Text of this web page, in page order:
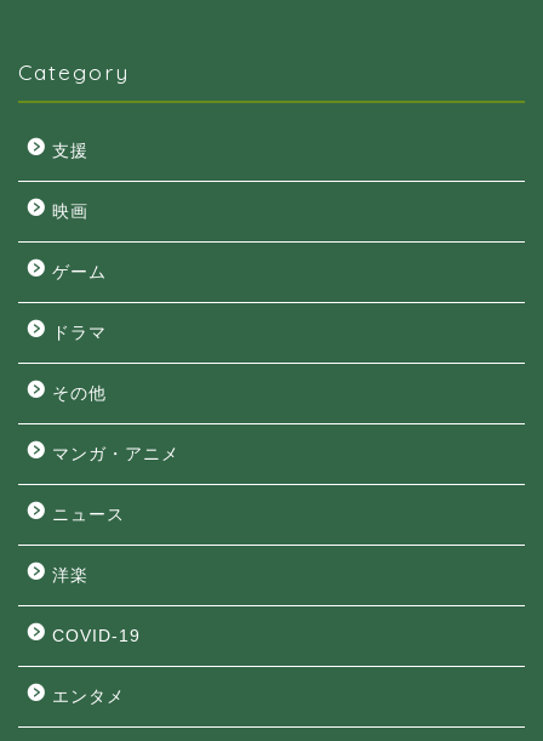
Category
支援
映画
ゲーム
ドラマ
その他
マンガ・アニメ
ニュース
洋楽
COVID-19
エンタメ